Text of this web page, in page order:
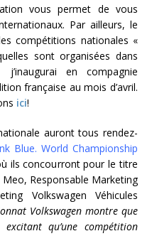
vous permet de vous
Par ailleurs, le
compétitions nationales «
sont organisées dans
j’inaugurai en compagnie
française au mois d’avril.
ici!
auront tous rendez-
Blue. World Championship
ils concourront pour le titre
Responsable Marketing
Volkswagen Véhicules
Volkswagen montre que
qu’une compétition